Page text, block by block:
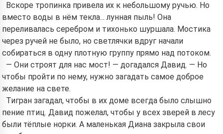
Вскоре тропинка привела их к небольшому ручью. Но
вместо воды в нём текла... лунная пыль! Она
переливалась серебром и тихонько шуршала. Мостика
через ручей не было, но светлячки вдруг начали
собираться в одну плотную группу прямо над потоком.
— Они строят для нас мост! — догадался Давид. — Но
чтобы пройти по нему, нужно загадать самое доброе
желание на свете.
Тигран загадал, чтобы в их доме всегда было слышно
пение птиц. Давид пожелал, чтобы у всех зверей в лесу
были тёплые норки. А маленькая Диана закрыла свои